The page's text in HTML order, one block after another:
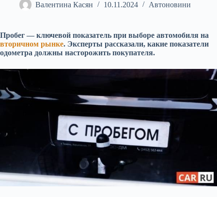
Валентина Касян 10.11.2024 Автоновини
Пробег — ключевой показатель при выборе автомобиля на
вторичном рынке. Эксперты рассказали, какие показатели
одометра должны насторожить покупателя.